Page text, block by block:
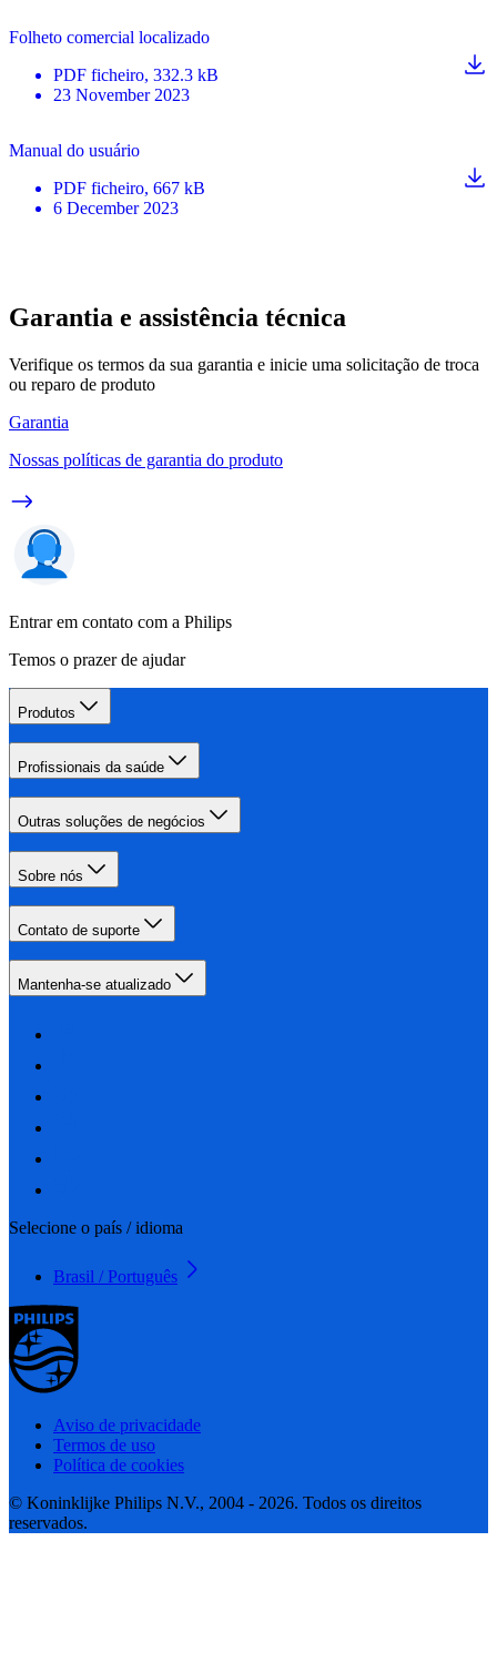
Folheto comercial localizado
PDF ficheiro, 332.3 kB
23 November 2023
Manual do usuário
PDF ficheiro, 667 kB
6 December 2023
Garantia e assistência técnica
Verifique os termos da sua garantia e inicie uma solicitação de troca
ou reparo de produto
Garantia
Nossas políticas de garantia do produto
Entrar em contato com a Philips
Temos o prazer de ajudar
Produtos
Profissionais da saúde
Outras soluções de negócios
Sobre nós
Contato de suporte
Mantenha-se atualizado
Selecione o país / idioma
Brasil / Português
Aviso de privacidade
Termos de uso
Política de cookies
© Koninklijke Philips N.V., 2004 - 2026. Todos os direitos
reservados.